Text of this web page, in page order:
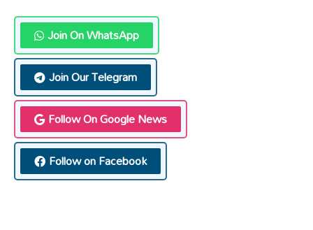
Join On WhatsApp
Join Our Telegram
Follow On Google News
Follow on Facebook